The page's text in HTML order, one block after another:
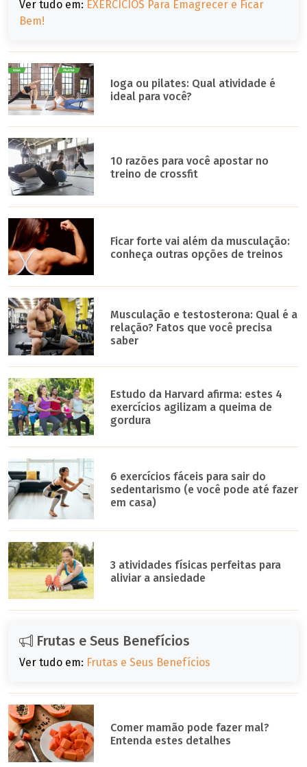
Ver tudo em: EXERCÍCIOS Para Emagrecer e Ficar
Bem!
Ioga ou pilates: Qual atividade é
ideal para você?
10 razões para você apostar no
treino de crossfit
Ficar forte vai além da musculação:
conheça outras opções de treinos
Musculação e testosterona: Qual é a
relação? Fatos que você precisa
saber
Estudo da Harvard afirma: estes 4
exercícios agilizam a queima de
gordura
6 exercícios fáceis para sair do
sedentarismo (e você pode até fazer
em casa)
3 atividades físicas perfeitas para
aliviar a ansiedade
Frutas e Seus Benefícios
Ver tudo em: Frutas e Seus Benefícios
Comer mamão pode fazer mal?
Entenda estes detalhes